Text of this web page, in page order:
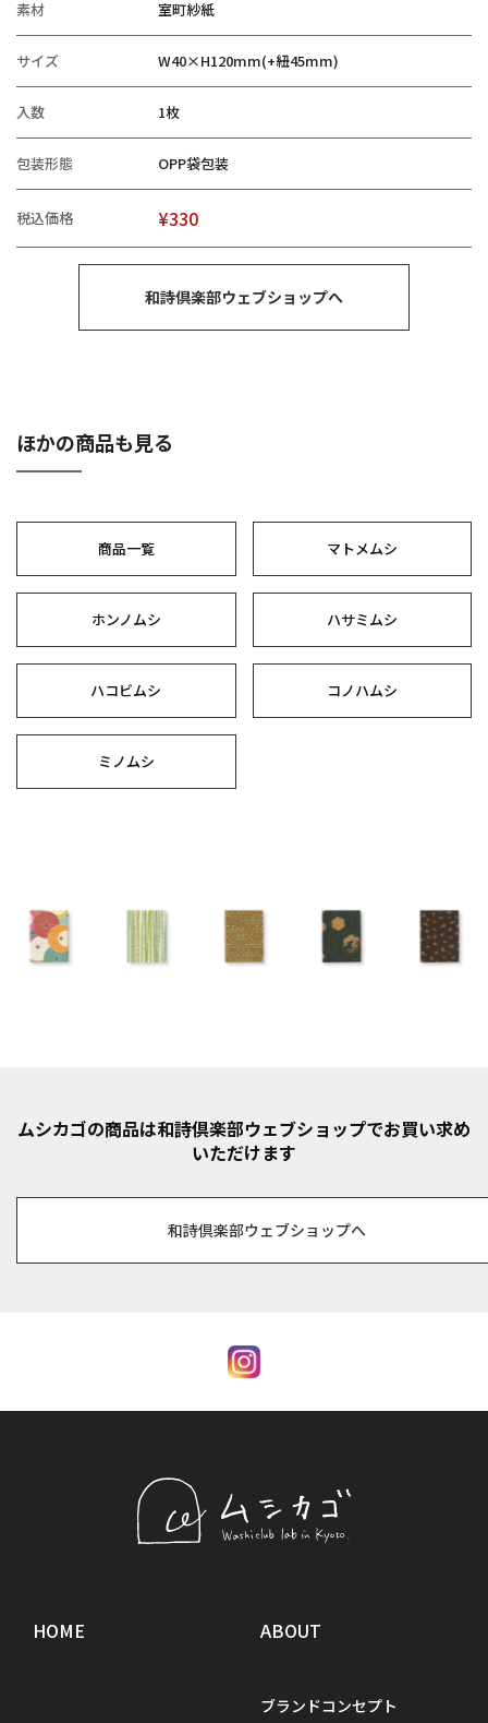
素材 室町紗紙
サイズ W40×H120mm(+紐45mm)
入数 1枚
包装形態 OPP袋包装
税込価格 ¥330
和詩倶楽部ウェブショップへ
ほかの商品も見る
商品一覧 マトメムシ
ホンノムシ ハサミムシ
ハコビムシ コノハムシ
ミノムシ
ムシカゴの商品は和詩倶楽部ウェブショップでお買い求め
いただけます
和詩倶楽部ウェブショップへ
HOME ABOUT
ブランドコンセプト